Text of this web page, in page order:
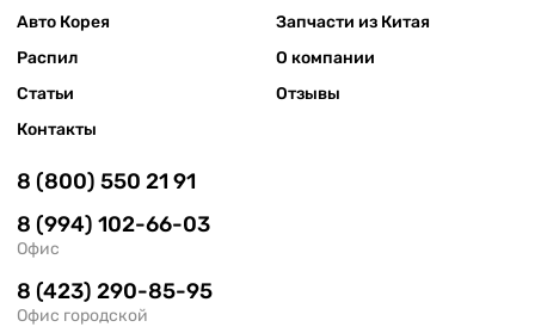
Авто Корея
Запчасти из Китая
Распил
О компании
Статьи
Отзывы
Контакты
8 (800) 550 21 91
8 (994) 102-66-03
Офис
8 (423) 290-85-95
Офис городской